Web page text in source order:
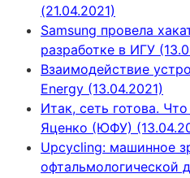
(21.04.2021)
Samsung провела
разработке в ИГУ
Взаимодействие
Energy (13.04.2021)
Итак, сеть готова.
Яценко (ЮФУ)
Upcycling: машинное
офтальмологической